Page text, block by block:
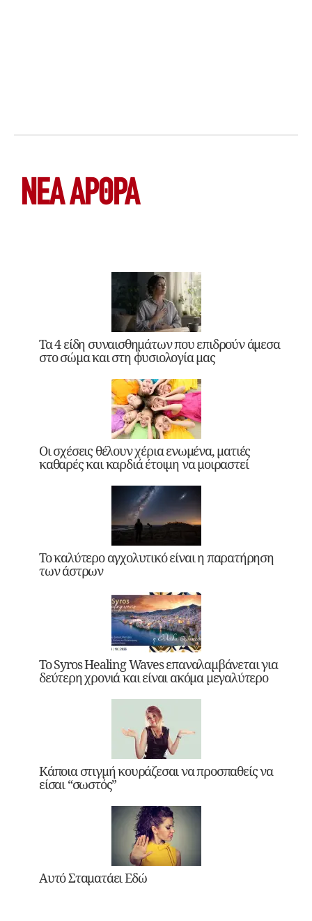
ΝΕΑ ΆΡΘΡΑ
Τα 4 είδη συναισθημάτων που επιδρούν άμεσα
στο σώμα και στη φυσιολογία μας
Οι σχέσεις θέλουν χέρια ενωμένα, ματιές
καθαρές και καρδιά έτοιμη να μοιραστεί
Το καλύτερο αγχολυτικό είναι η παρατήρηση
των άστρων
Το Syros Healing Waves επαναλαμβάνεται για
δεύτερη χρονιά και είναι ακόμα μεγαλύτερο
Κάποια στιγμή κουράζεσαι να προσπαθείς να
είσαι “σωστός”
Αυτό Σταματάει Εδώ